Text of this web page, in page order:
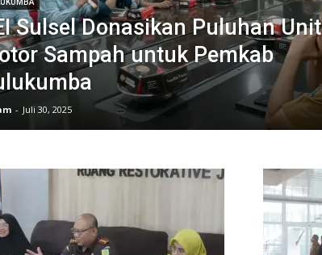
Sulsel Donasikan Puluhan Unit
Sampah untuk Pemkab
- Juli 30, 2025